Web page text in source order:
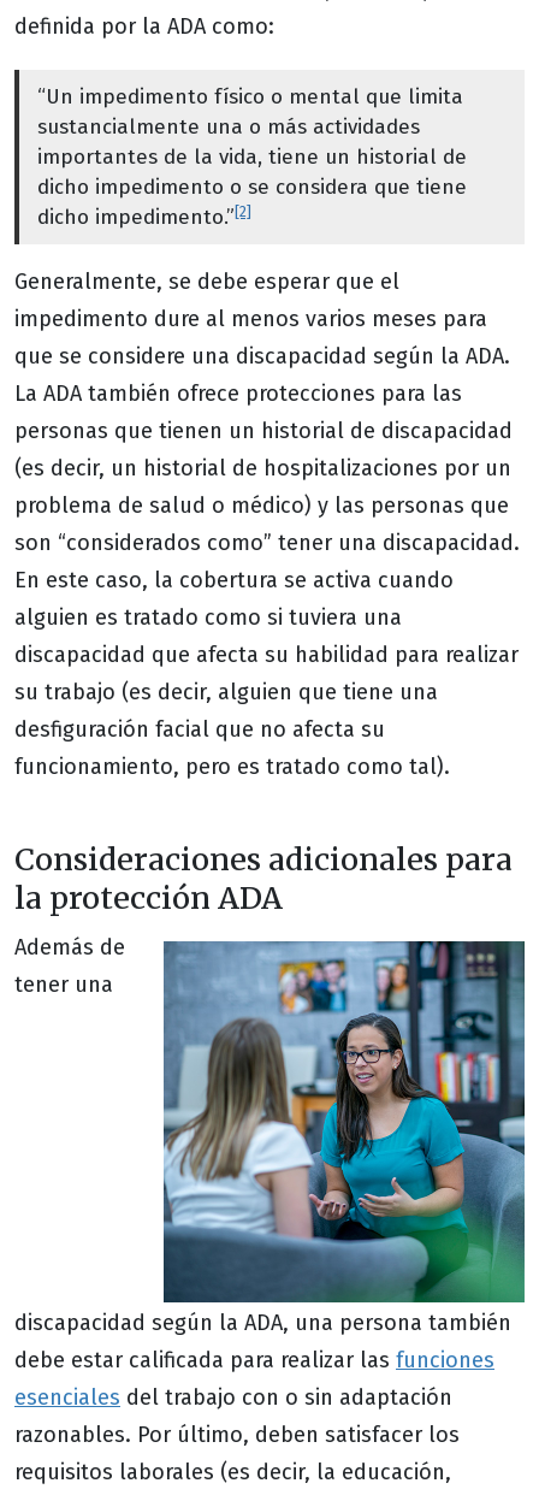
definida por la ADA como:
“Un impedimento físico o mental que limita
sustancialmente una o más actividades
importantes de la vida, tiene un historial de
dicho impedimento o se considera que tiene
dicho impedimento.” [2]
Generalmente, se debe esperar que el
impedimento dure al menos varios meses para
que se considere una discapacidad según la ADA.
La ADA también ofrece protecciones para las
personas que tienen un historial de discapacidad
(es decir, un historial de hospitalizaciones por un
problema de salud o médico) y las personas que
son “considerados como” tener una discapacidad.
En este caso, la cobertura se activa cuando
alguien es tratado como si tuviera una
discapacidad que afecta su habilidad para realizar
su trabajo (es decir, alguien que tiene una
desfiguración facial que no afecta su
funcionamiento, pero es tratado como tal).
Consideraciones adicionales para
la protección ADA
Además de
tener una
discapacidad según la ADA, una persona también
debe estar calificada para realizar las funciones
esenciales del trabajo con o sin adaptación
razonables. Por último, deben satisfacer los
requisitos laborales (es decir, la educación,